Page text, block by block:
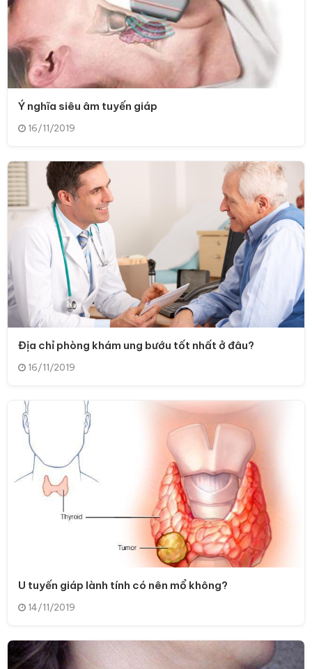
Ý nghĩa siêu âm tuyến giáp
16/11/2019
Địa chỉ phòng khám ung bướu tốt nhất ở đâu?
16/11/2019
U tuyến giáp lành tính có nên mổ không?
14/11/2019